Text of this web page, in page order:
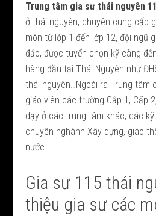
Trung tâm gia sư thái nguyên
ở thái nguyên, chuyên cung cấp
môn từ lớp 1 đến lớp 12, đội ngũ
đảo, được tuyển chọn kỹ càng
hàng đầu tại Thái Nguyên như
thái nguyên…Ngoài ra Trung tâm
giáo viên các trường Cấp 1, Cấp
dạy ở các trung tâm khác, các
chuyên nghành Xây dựng, giao
nước…
Gia sư 115 thái
thiệu gia sư các